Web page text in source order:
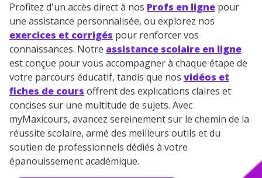
Profitez d'un accès direct à nos Profs en ligne pour
une assistance personnalisée, ou explorez nos
exercices et corrigés pour renforcer vos
connaissances. Notre assistance scolaire en ligne
est conçue pour vous accompagner à chaque étape de
votre parcours éducatif, tandis que nos vidéos et
fiches de cours offrent des explications claires et
concises sur une multitude de sujets. Avec
myMaxicours, avancez sereinement sur le chemin de la
réussite scolaire, armé des meilleurs outils et du
soutien de professionnels dédiés à votre
épanouissement académique.
en savoir plus sur la gestion de vos données
personnelles et pour exercer vos droits, vous pouvez
consulternotre charte.